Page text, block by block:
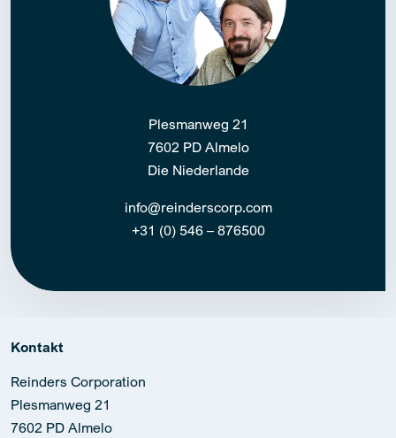
Plesmanweg 21
7602 PD Almelo
Die Niederlande
info@reinderscorp.com
+31 (0) 546 – 876500
Kontakt
Reinders Corporation
Plesmanweg 21
7602 PD Almelo